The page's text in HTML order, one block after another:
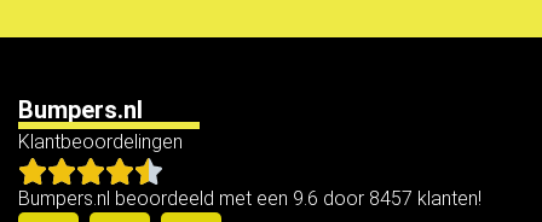
Bumpers.nl
Klantbeoordelingen
Bumpers.nl beoordeeld met een 9.6 door 8457 klanten!